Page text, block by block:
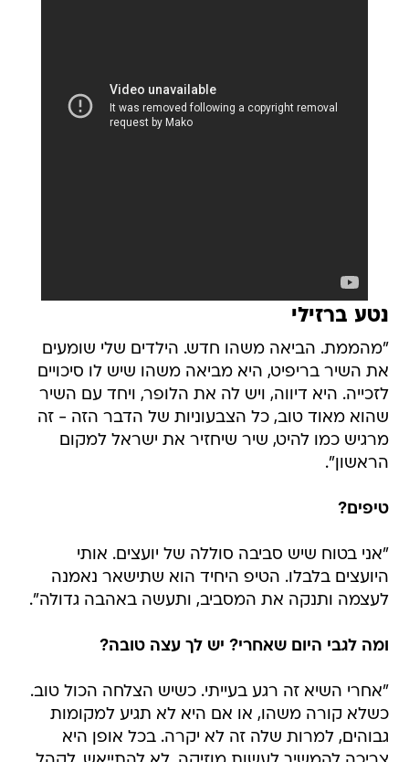
נטע ברזילי
"מהממת. הביאה משהו חדש. הילדים שלי שומעים
את השיר בריפיט, היא מביאה משהו שיש לו סיכויים
לזכייה. היא דיווה, ויש לה את הלופר, ויחד עם השיר
שהוא מאוד טוב, כל הצבעוניות של הדבר הזה - זה
מרגיש כמו להיט, שיר שיחזיר את ישראל למקום
הראשון".
טיפים?
"אני בטוח שיש סביבה סוללה של יועצים. אותי
היועצים בלבלו. הטיפ היחיד הוא שתישאר נאמנה
לעצמה ותנקה את המסביב, ותעשה באהבה גדולה".
ומה לגבי היום שאחרי? יש לך עצה טובה?
"אחרי השיא זה רגע בעייתי. כשיש הצלחה הכול טוב.
כשלא קורה משהו, או אם היא לא תגיע למקומות
גבוהים, למרות שלה זה לא יקרה. בכל אופן היא